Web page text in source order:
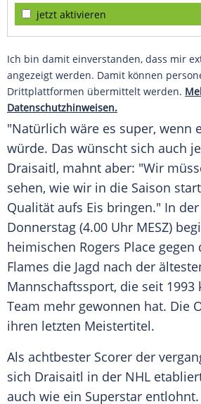
jetzt aktivieren
Ich bin damit einverstanden, dass mir
angezeigt werden. Damit können
Drittplattformen übermittelt werden.
Datenschutzhinweisen.
"Natürlich wäre es super, wenn
würde. Das wünscht sich auch
Draisaitl, mahnt aber: "Wir
sehen, wie wir in die Saison
Qualität aufs Eis bringen." In
Donnerstag (4.00 Uhr MESZ)
heimischen Rogers Place gegen
Flames die Jagd nach der
Mannschaftssport, die seit 1993
Team mehr gewonnen hat. Die
ihren letzten Meistertitel.
Als achtbester Scorer der
sich Draisaitl in der NHL
auch wie ein Superstar